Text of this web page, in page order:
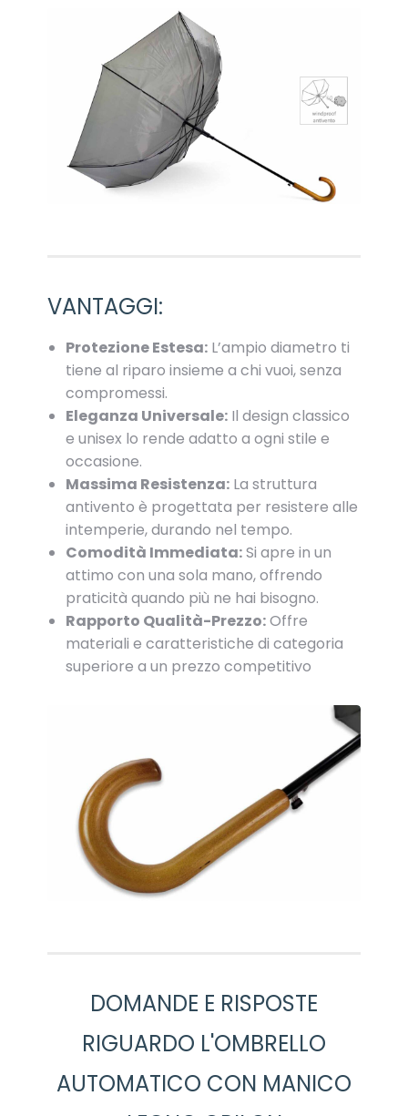
VANTAGGI:
Protezione Estesa: L’ampio diametro ti
tiene al riparo insieme a chi vuoi, senza
compromessi.
Eleganza Universale: Il design classico
e unisex lo rende adatto a ogni stile e
occasione.
Massima Resistenza: La struttura
antivento è progettata per resistere alle
intemperie, durando nel tempo.
Comodità Immediata:Si apre in un
attimo con una sola mano, offrendo
praticità quando più ne hai bisogno.
Rapporto Qualità-Prezzo:Offre
materiali e caratteristiche di categoria
superiore a un prezzo competitivo
DOMANDE E RISPOSTE
RIGUARDO L'OMBRELLO
AUTOMATICO CON MANICO